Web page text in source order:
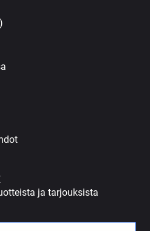
ja tarjouksista